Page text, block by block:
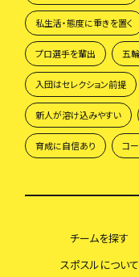
私生活・態度に重きを置く
プロ選手を輩出 五
入団はセレクション前提
新人が溶け込みやすい
育成に自信あり コ
チームを探す
スポスルについて